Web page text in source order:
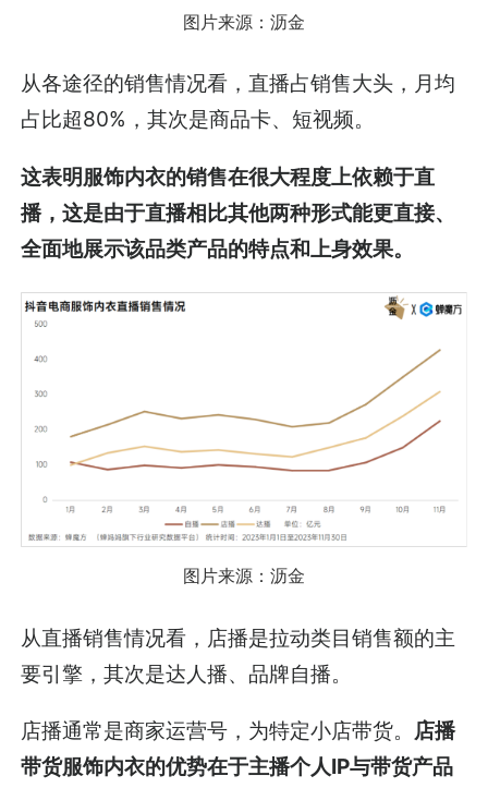
图片来源：沥金
从各途径的销售情况看，直播占销售大头，月均
占比超80%，其次是商品卡、短视频。
这表明服饰内衣的销售在很大程度上依赖于直
播，这是由于直播相比其他两种形式能更直接、
全面地展示该品类产品的特点和上身效果。
图片来源：沥金
从直播销售情况看，店播是拉动类目销售额的主
要引擎，其次是达人播、品牌自播。
店播通常是商家运营号，为特定小店带货。 店播
带货服饰内衣的优势在于主播个人IP与带货产品